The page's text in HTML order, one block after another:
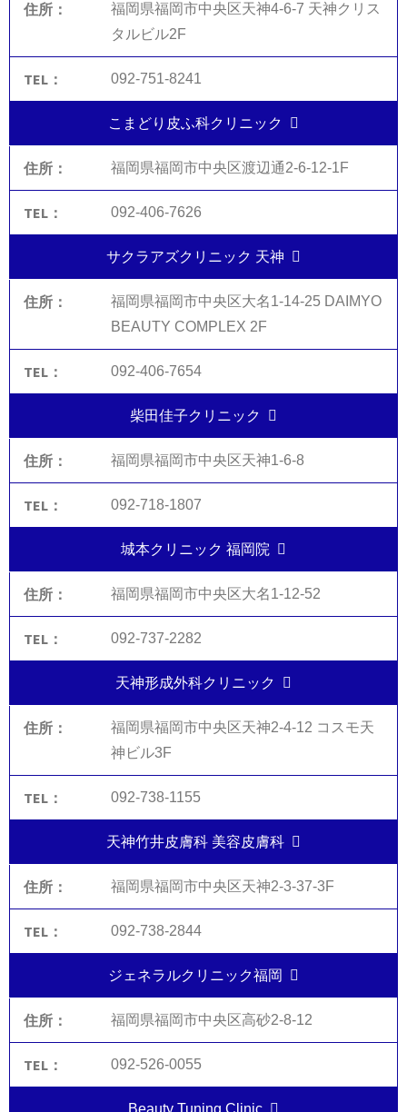
福岡県福岡市中央区天神4-6-7 天神クリス
タルビル2F
092-751-8241
こまどり皮ふ科クリニック
福岡県福岡市中央区渡辺通2-6-12-1F
092-406-7626
サクラアズクリニック 天神
福岡県福岡市中央区大名1-14-25 DAIMYO
BEAUTY COMPLEX 2F
092-406-7654
柴田佳子クリニック
福岡県福岡市中央区天神1-6-8
092-718-1807
城本クリニック 福岡院
福岡県福岡市中央区大名1-12-52
092-737-2282
天神形成外科クリニック
福岡県福岡市中央区天神2-4-12 コスモ天
神ビル3F
092-738-1155
天神竹井皮膚科 美容皮膚科
福岡県福岡市中央区天神2-3-37-3F
092-738-2844
ジェネラルクリニック福岡
福岡県福岡市中央区高砂2-8-12
092-526-0055
Beauty Tuning Clinic